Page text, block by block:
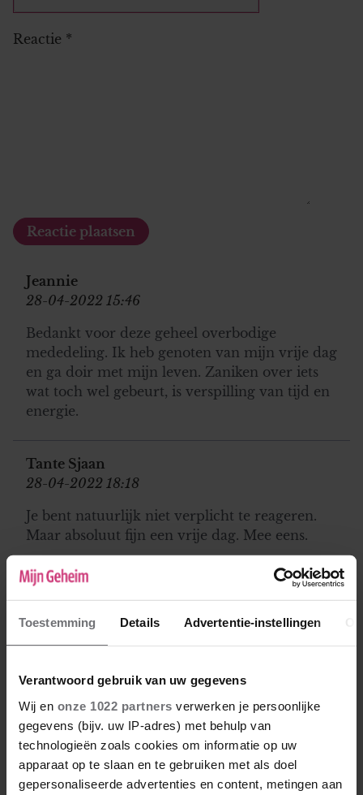
Toestemming Details Advertentie-instellingen
Verantwoord gebruik van uw gegevens
Wij en onze 1022 partners verwerken je persoonlijke
gegevens (bijv. uw IP-adres) met behulp van
technologieën zoals cookies om informatie op uw
apparaat op te slaan en te gebruiken met als doel
gepersonaliseerde advertenties en content, metingen aan
Reactie *
Jeannie
28-04-2022 15:46
Bedankt voor deze geheel overbodige
mededeling. Ik heb genoten van mijn vrije dag
en ga doir met mijn leven. Zaniken over iets
wat toch wel gebeurt, is verspilling van tijd en
energie.
Tante Sjaan
28-04-2022 18:18
Je bent natuurlijk niet verplicht te reageren.
Maar absoluut fijn een vrije dag. Mee eens.
Wijsneus
een beetje jaloers op alle mensen die iets leuks
gingen doen. Kortom een beetje eenzame dag
voor dit luxe paard. Met geld kan je lang niet
alles kopen.
Tante Sjaan